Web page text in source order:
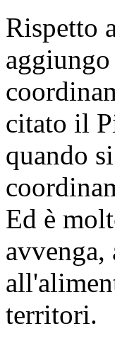
Rispetto
citato il
quando
Ed è
territori.